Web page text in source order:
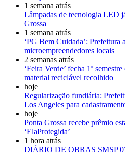
1 semana atrás
Lâmpadas de tecnologia LED
Grossa
1 semana atrás
‘PG Bem Cuidada’: Prefeitura
microempreendedores locais
2 semanas atrás
‘Feira Verde’ fecha 1º
material reciclável recolhido
hoje
Regularização fundiária:
Los Angeles para
hoje
Ponta Grossa recebe prêmio
‘ElaProtegida’
1 hora atrás
DIÁRIO DE OBRAS SMSP